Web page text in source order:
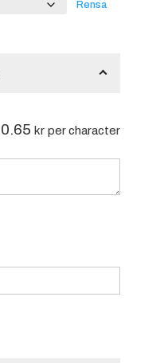
Rensa
0.65kr per character